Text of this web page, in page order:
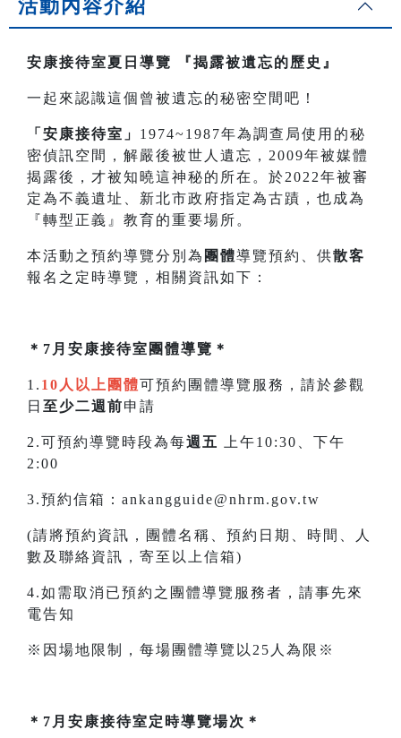
活動內容介紹
安康接待室夏日導覽 『揭露被遺忘的歷史』
一起來認識這個曾被遺忘的秘密空間吧！
「安康接待室」 1974~1987年為調查局使用的秘
密偵訊空間，解嚴後被世人遺忘，2009年被媒體
揭露後，才被知曉這神秘的所在。於2022年被審
定為不義遺址、新北市政府指定為古蹟，也成為
『轉型正義』教育的重要場所。
本活動之預約導覽分別為 團體導覽預約、供散客
報名之定時導覽，相關資訊如下：
＊7月安康接待室團體導覽＊
1. 10人以上團體可預約團體導覽服務，請於參觀
日 至少二週前申請
2.可預約導覽時段為每週五
上午10:30、下午
2:00
3.預約信箱：ankangguide@nhrm.gov.tw
(請將預約資訊，團體名稱、預約日期、時間、人
數及聯絡資訊，寄至以上信箱)
4.如需取消已預約之團體導覽服務者，請事先來
電告知
※因場地限制，每場團體導覽以25人為限※
＊7月安康接待室定時導覽場次＊